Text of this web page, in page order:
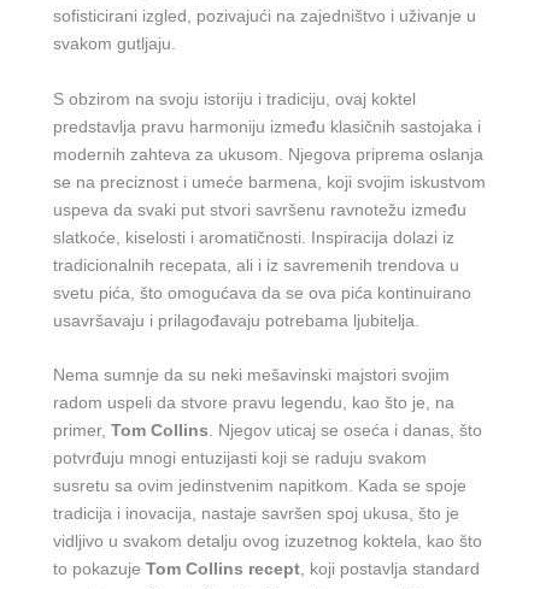
sofisticirani izgled, pozivajući na zajedništvo i uživanje u
svakom gutljaju.
S obzirom na svoju istoriju i tradiciju, ovaj koktel
predstavlja pravu harmoniju između klasičnih sastojaka i
modernih zahteva za ukusom. Njegova priprema oslanja
se na preciznost i umeće barmena, koji svojim iskustvom
uspeva da svaki put stvori savršenu ravnotežu između
slatkoće, kiselosti i aromatičnosti. Inspiracija dolazi iz
tradicionalnih recepata, ali i iz savremenih trendova u
svetu pića, što omogućava da se ova pića kontinuirano
usavršavaju i prilagođavaju potrebama ljubitelja.
Nema sumnje da su neki mešavinski majstori svojim
radom uspeli da stvore pravu legendu, kao što je, na
primer, Tom Collins . Njegov uticaj se oseća i danas, što
potvrđuju mnogi entuzijasti koji se raduju svakom
susretu sa ovim jedinstvenim napitkom. Kada se spoje
tradicija i inovacija, nastaje savršen spoj ukusa, što je
vidljivo u svakom detalju ovog izuzetnog koktela, kao što
to pokazuje Tom Collins recept , koji postavlja standard